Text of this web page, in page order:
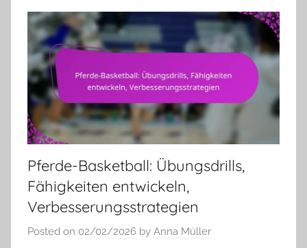
Pferde-Basketball: Übungsdrills,
Fähigkeiten entwickeln,
Verbesserungsstrategien
Posted on 02/02/2026 by Anna Müller